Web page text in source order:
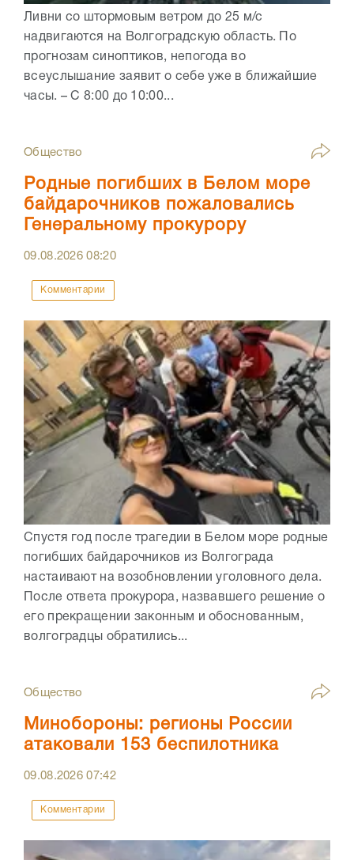
Ливни со штормовым ветром до 25 м/с
надвигаются на Волгоградскую область. По
прогнозам синоптиков, непогода во
всеуслышание заявит о себе уже в ближайшие
часы. – С 8:00 до 10:00...
Общество
Родные погибших в Белом море
байдарочников пожаловались
Генеральному прокурору
09.08.202608:20
Комментарии
Спустя год после трагедии в Белом море родные
погибших байдарочников из Волгограда
настаивают на возобновлении уголовного дела.
После ответа прокурора, назвавшего решение о
его прекращении законным и обоснованным,
волгоградцы обратились...
Общество
Минобороны: регионы России
атаковали 153 беспилотника
09.08.202607:42
Комментарии